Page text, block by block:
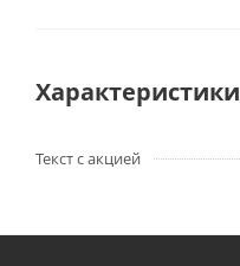
Характеристики
Текст с акцией